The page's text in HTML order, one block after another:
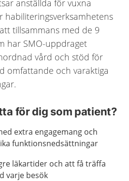
anställda för vuxna
habiliteringsverksamhetens
tillsammans med de 9
har SMO-uppdraget
vård och stöd för
omfattande och varaktiga
för dig som patient?
extra engagemang och
funktionsnedsättningar
läkartider och att få träffa
varje besök